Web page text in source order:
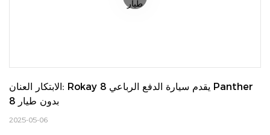
الابتكار العنان: Rokay يقدم سيارة الدفع الرباعي 8 Panther
8 بدون طيار
2025-05-06